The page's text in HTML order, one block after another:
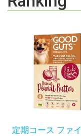
定期コース ファ